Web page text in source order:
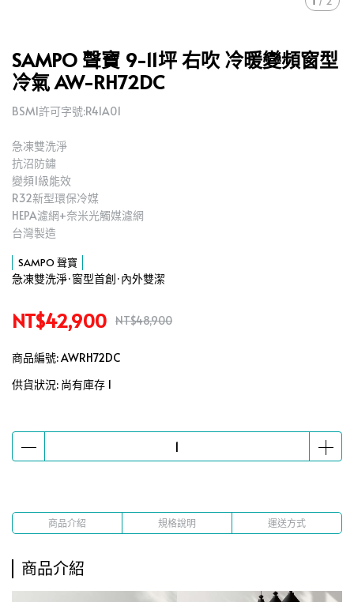
SAMPO 聲寶 9-11坪 右吹 冷暖變頻窗型
冷氣 AW-RH72DC
BSMI許可字號:R41A01
急凍雙洗淨
抗沼防鏽
變頻1級能效
R32新型環保冷媒
HEPA濾網+奈米光觸媒濾網
台灣製造
SAMPO 聲寶
急凍雙洗淨·窗型首創·內外雙潔
NT$42,900 NT$48,900
商品編號:AWRH72DC
供貨狀況: 尚有庫存 1
商品介紹 規格說明 運送方式
商品介紹